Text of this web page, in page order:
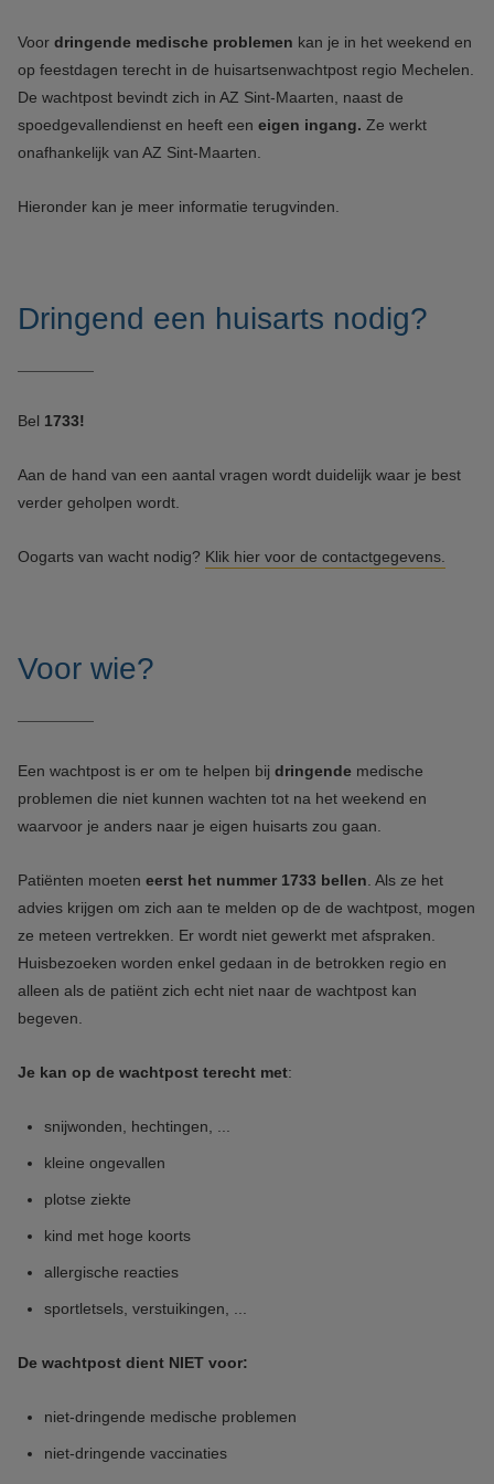
Voor dringende medische problemen kan je in het weekend en
op feestdagen terecht in de huisartsenwachtpost regio Mechelen.
De wachtpost bevindt zich in AZ Sint-Maarten, naast de
spoedgevallendienst en heeft een eigen ingang. Ze werkt
onafhankelijk van AZ Sint-Maarten.
Hieronder kan je meer informatie terugvinden.
Dringend een huisarts nodig?
Bel 1733!
Aan de hand van een aantal vragen wordt duidelijk waar je best
verder geholpen wordt.
Oogarts van wacht nodig? Klik hier voor de contactgegevens.
Voor wie?
Een wachtpost is er om te helpen bij dringende medische
problemen die niet kunnen wachten tot na het weekend en
waarvoor je anders naar je eigen huisarts zou gaan.
Patiënten moeten eerst het nummer 1733 bellen . Als ze het
advies krijgen om zich aan te melden op de de wachtpost, mogen
ze meteen vertrekken. Er wordt niet gewerkt met afspraken.
Huisbezoeken worden enkel gedaan in de betrokken regio en
alleen als de patiënt zich echt niet naar de wachtpost kan
begeven.
Je kan op de wachtpost terecht met:
snijwonden, hechtingen, ...
kleine ongevallen
plotse ziekte
kind met hoge koorts
allergische reacties
sportletsels, verstuikingen, ...
De wachtpost dient NIET voor:
niet-dringende medische problemen
niet-dringende vaccinaties